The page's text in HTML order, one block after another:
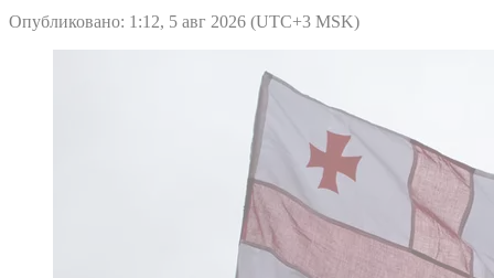
Опубликовано: 1:12, 5 авг 2026 (UTC+3 MSK)